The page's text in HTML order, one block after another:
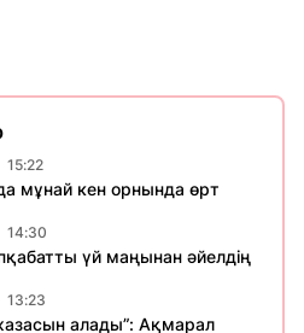
15:22
мұнай кен орнында өрт
14:30
үй маңынан әйелдің
13:23
алады”: Ақмарал